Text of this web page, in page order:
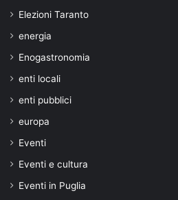
Elezioni Taranto
energia
Enogastronomia
enti locali
enti pubblici
europa
Eventi
Eventi e cultura
Eventi in Puglia